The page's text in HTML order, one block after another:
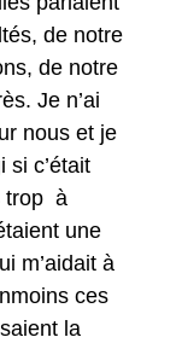
de notre
de notre
Je n’ai
nous et je
si c’était
trop à
une
m’aidait à
ces
la